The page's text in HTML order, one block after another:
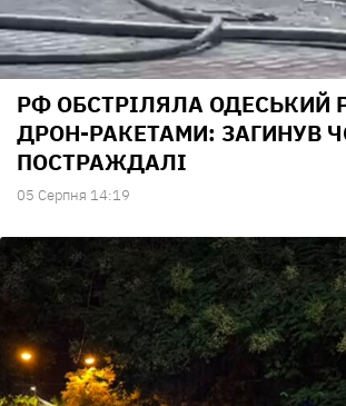
РФ ОБСТРІЛЯЛА ОДЕСЬКИЙ
ДРОН-РАКЕТАМИ: ЗАГИНУВ
ПОСТРАЖДАЛІ
05 Серпня 14:19